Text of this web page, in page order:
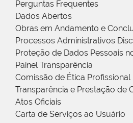
Perguntas Frequentes
Dados Abertos
Obras em Andamento e
Processos Administrativos
Proteção de Dados Pessoais
Painel Transparência
Comissão de Ética Profissional
Transparência e Prestação de
Atos Oficiais
Carta de Serviços ao Usuário